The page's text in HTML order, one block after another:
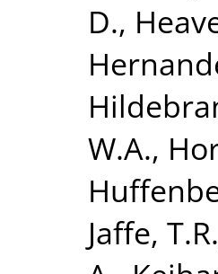
D.,
W.A.,
Jaffe, T.R.